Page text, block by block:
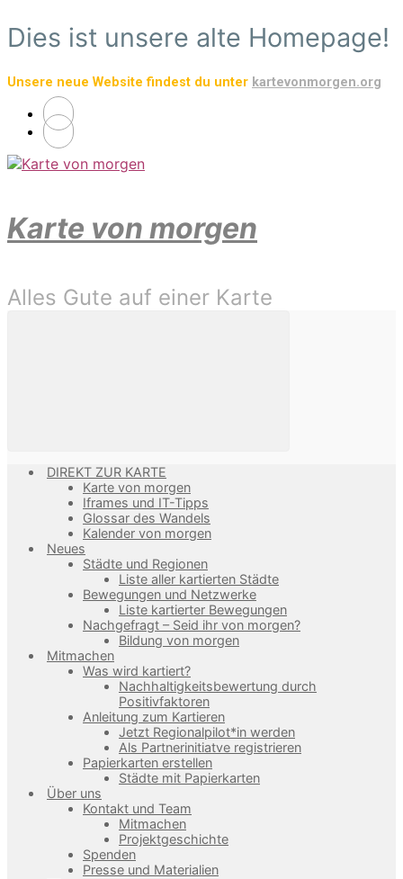
Zum
Hauptinhalt
Dies ist unsere alte Homepage!
Unsere neue Website findest du unter kartevonmorgen.org
Karte von morgen
Alles Gute auf einer Karte
DIREKT ZUR KARTE
Karte von morgen
Iframes und IT-Tipps
Glossar des Wandels
Kalender von morgen
Neues
Städte und Regionen
Liste aller kartierten Städte
Bewegungen und Netzwerke
Liste kartierter Bewegungen
Nachgefragt – Seid ihr von morgen?
Bildung von morgen
Mitmachen
Was wird kartiert?
Nachhaltigkeitsbewertung durch
Positivfaktoren
Anleitung zum Kartieren
Jetzt Regionalpilot*in werden
Als Partnerinitiatve registrieren
Papierkarten erstellen
Städte mit Papierkarten
Über uns
Kontakt und Team
Mitmachen
Projektgeschichte
Spenden
Presse und Materialien